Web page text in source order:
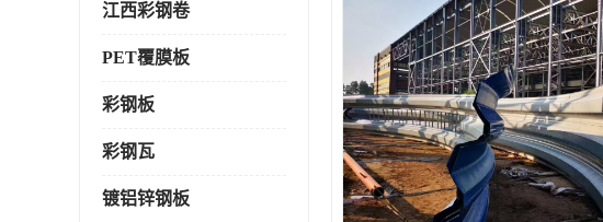
江西彩钢卷
PET覆膜板
彩钢板
彩钢瓦
镀铝锌钢板